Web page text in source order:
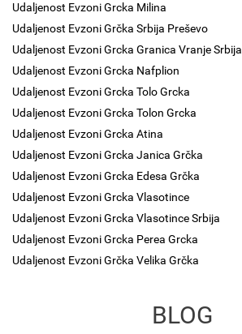
Udaljenost Evzoni Grcka Milina
Udaljenost Evzoni Grčka Srbija Preševo
Udaljenost Evzoni Grcka Granica Vranje Srbija
Udaljenost Evzoni Grcka Nafplion
Udaljenost Evzoni Grcka Tolo Grcka
Udaljenost Evzoni Grcka Tolon Grcka
Udaljenost Evzoni Grcka Atina
Udaljenost Evzoni Grcka Janica Grčka
Udaljenost Evzoni Grcka Edesa Grčka
Udaljenost Evzoni Grcka Vlasotince
Udaljenost Evzoni Grcka Vlasotince Srbija
Udaljenost Evzoni Grcka Perea Grcka
Udaljenost Evzoni Grčka Velika Grčka
BLOG